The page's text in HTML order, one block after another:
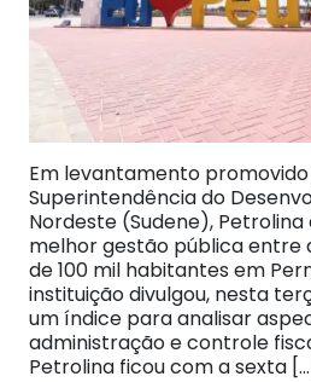
Em levantamento
Superintendência do
Nordeste (Sudene),
melhor gestão pública entre
de 100 mil habitantes em
instituição divulgou, nesta
um índice para analisar
administração e controle
Petrolina ficou com a sexta